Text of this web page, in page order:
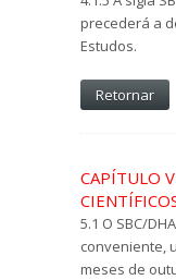
precederá a
Estudos.
Retornar
CAPÍTULO
5.1 O SBC/
conveniente,
meses de